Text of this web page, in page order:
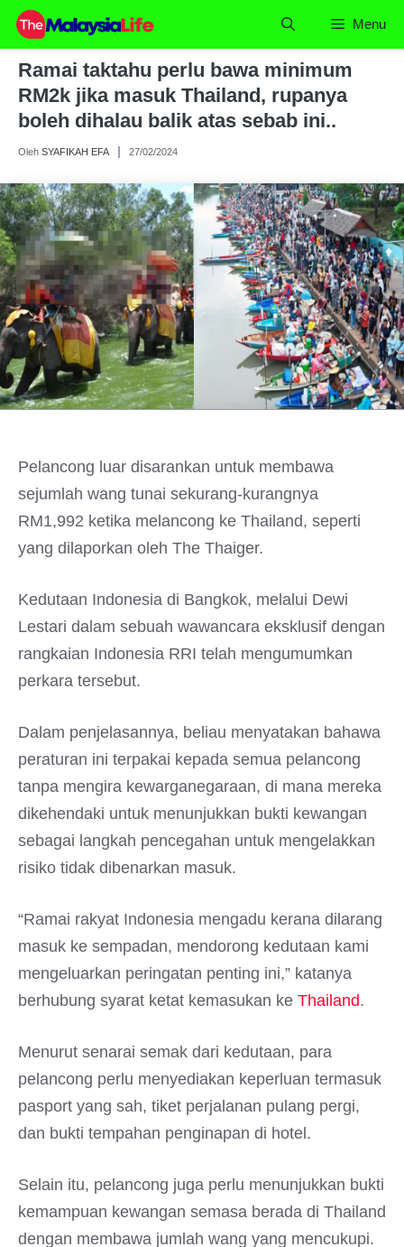
Skip
content
Menu
Ramai taktahu perlu bawa minimum
RM2k jika masuk Thailand, rupanya
boleh dihalau balik atas sebab ini..
Oleh SYAFIKAH EFA 27/02/2024
Pelancong luar disarankan untuk membawa
sejumlah wang tunai sekurang-kurangnya
RM1,992 ketika melancong ke Thailand, seperti
yang dilaporkan oleh The Thaiger.
Kedutaan Indonesia di Bangkok, melalui Dewi
Lestari dalam sebuah wawancara eksklusif dengan
rangkaian Indonesia RRI telah mengumumkan
perkara tersebut.
Dalam penjelasannya, beliau menyatakan bahawa
peraturan ini terpakai kepada semua pelancong
tanpa mengira kewarganegaraan, di mana mereka
dikehendaki untuk menunjukkan bukti kewangan
sebagai langkah pencegahan untuk mengelakkan
risiko tidak dibenarkan masuk.
“Ramai rakyat Indonesia mengadu kerana dilarang
masuk ke sempadan, mendorong kedutaan kami
mengeluarkan peringatan penting ini,” katanya
berhubung syarat ketat kemasukan ke Thailand.
Menurut senarai semak dari kedutaan, para
pelancong perlu menyediakan keperluan termasuk
pasport yang sah, tiket perjalanan pulang pergi,
dan bukti tempahan penginapan di hotel.
Selain itu, pelancong juga perlu menunjukkan bukti
kemampuan kewangan semasa berada di Thailand
dengan membawa jumlah wang yang mencukupi.